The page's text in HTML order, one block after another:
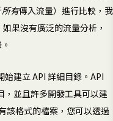
所有傳入流量）進行比較，我
果沒有廣泛的流量分析，
建立 API 詳細目錄。API
，並且許多開發工具可以建
該格式的檔案，您可以透過